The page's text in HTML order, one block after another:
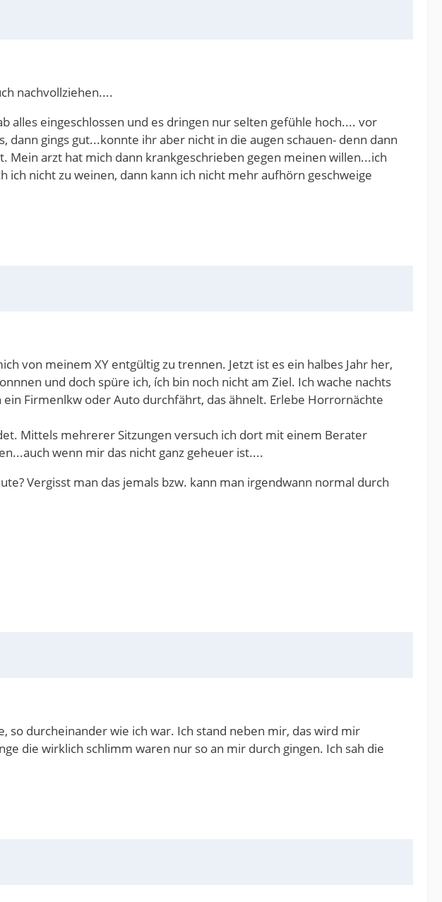
nachvollziehen....
alles eingeschlossen und es dringen nur selten gefühle hoch.... vor
gings gut...konnte ihr aber nicht in die augen schauen- denn dann
arzt hat mich dann krankgeschrieben gegen meinen willen...ich
nicht zu weinen, dann kann ich nicht mehr aufhörn geschweige
von meinem XY entgültig zu trennen. Jetzt ist es ein halbes Jahr her,
und doch spüre ich, ích bin noch nicht am Ziel. Ich wache nachts
Firmenlkw oder Auto durchfährt, das ähnelt. Erlebe Horrornächte
Mittels mehrerer Sitzungen versuch ich dort mit einem Berater
wenn mir das nicht ganz geheuer ist....
Vergisst man das jemals bzw. kann man irgendwann normal durch
so durcheinander wie ich war. Ich stand neben mir, das wird mir
die wirklich schlimm waren nur so an mir durch gingen. Ich sah die